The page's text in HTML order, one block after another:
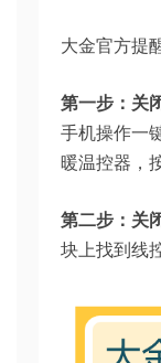
大金官方提
第一步：关
手机操作一
暖温控器，
第二步：关
块上找到线